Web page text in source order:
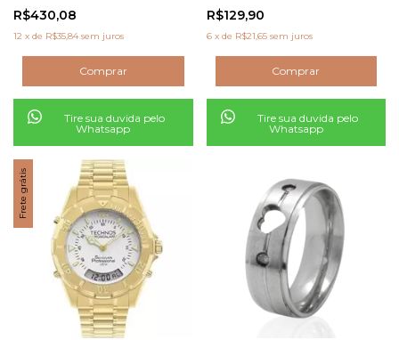
R$430,08
12 x de R$35,84 sem juros
Tire sua duvida pelo
Whatsapp
R$129,90
6 x de R$21,65 sem juros
Tire sua duvida pelo
Whatsapp
Frete grátis